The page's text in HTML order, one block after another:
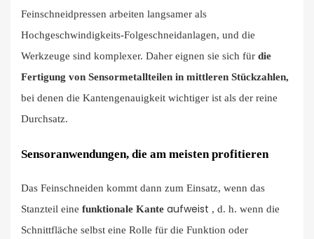
Feinschneidpressen arbeiten langsamer als
Hochgeschwindigkeits-Folgeschneidanlagen, und die
Werkzeuge sind komplexer. Daher eignen sie sich für die
Fertigung von Sensormetallteilen in mittleren Stückzahlen,
bei denen die Kantengenauigkeit wichtiger ist als der reine
Durchsatz.
Sensoranwendungen, die am meisten profitieren
Das Feinschneiden kommt dann zum Einsatz, wenn das
Stanzteil eine funktionale Kante aufweist , d. h. wenn die
Schnittfläche selbst eine Rolle für die Funktion oder